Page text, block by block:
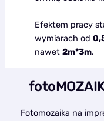
Efektem pracy
wymiarach od
nawet2m*3m.
Fotomozaika na